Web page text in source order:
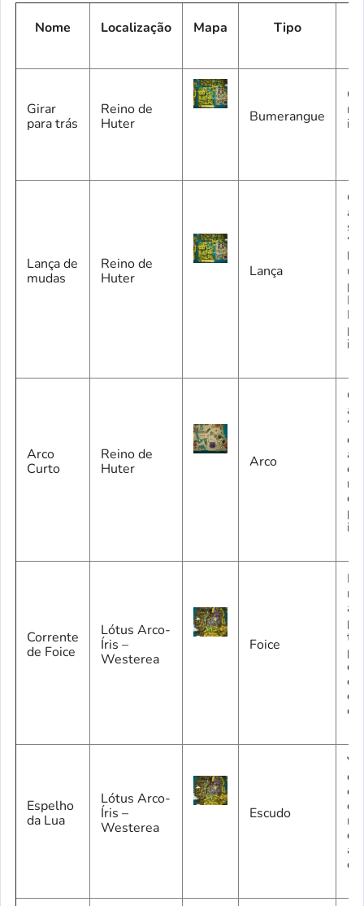
Nome Localização Mapa Tipo
Girar
para trás
Reino de
Huter
Bumerangue
Lança de
mudas
Reino de
Huter
Lança
a
Arco
Curto
Reino de
Huter
Arco
a
e
no
Corrente
de Foice
Lótus Arco-
Íris –
Westerea
Foice
o
Espelho
da Lua
Lótus Arco-
Íris –
Westerea
Escudo